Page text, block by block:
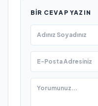
BIR CEVAP YAZIN